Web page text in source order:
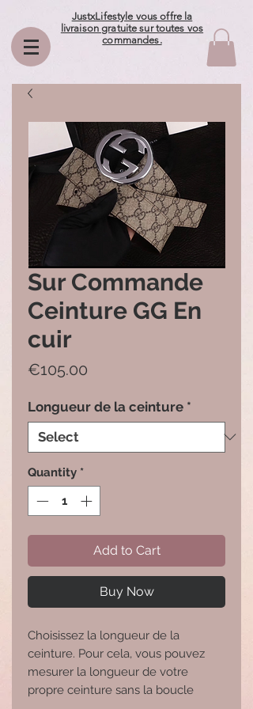
JustxLifestyle vous offre la
livraison gratuite sur toutes vos
commandes.
Sur Commande
Ceinture GG En
cuir
€105.00
Longueur de la ceinture *
Quantity *
Add to Cart
Buy Now
Choisissez la longueur de la
ceinture. Pour cela, vous pouvez
mesurer la longueur de votre
propre ceinture sans la boucle